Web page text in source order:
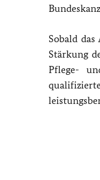
Sobald
Stärkung
Pflege-